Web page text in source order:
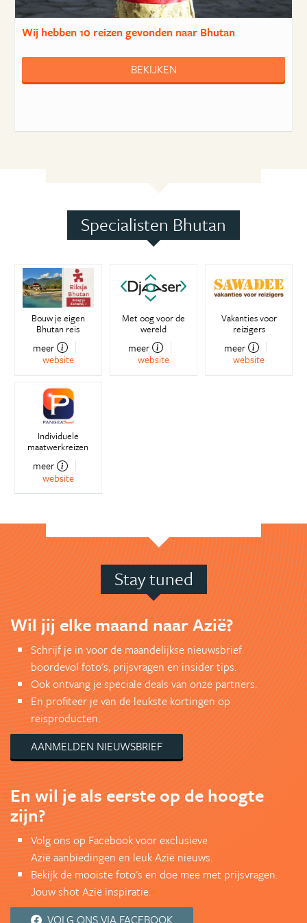
Wij hebben10 reizengevonden naar Bhutan
BEKIJKEN
Specialisten Bhutan
Bouw je eigen
Bhutan reis
meer
website
Met oog voor de
wereld
meer
website
Vakanties voor
reizigers
meer
website
Individuele
maatwerkreizen
meer
website
Stay tuned
Wil jij elke maand naar Azië?
Schrijf je in voor de maandelijkse nieuwsbrief
boordevol foto's, prijsvragen en insider tips.
Ook ontvang je speciale deals van onze partners.
En profiteer je van de leukste kortingen op
reisproducten.
AANMELDEN NIEUWSBRIEF
En wil je als eerste op de hoogte
zijn?
Volg ons op Facebook voor exclusieve
Azië aanbiedingen en leuk Azië nieuws.
Bekijk de mooiste foto's en doe mee met prijsvragen.
Jouw shot Azië inspiratie.